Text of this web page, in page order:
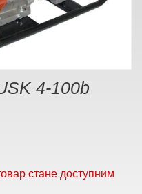
4-100b
стане доступним